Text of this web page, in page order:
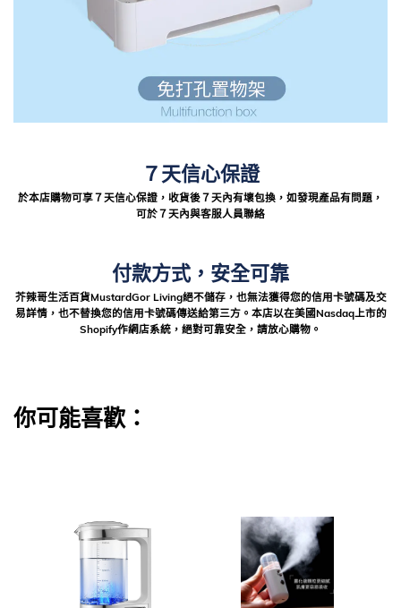
７天信心保證
於本店購物可享７天信心保證，收貨後７天內有壞包換，如發現產品有問題，
可於７天內與客服人員聯絡
付款方式，安全可靠
芥辣哥生活百貨MustardGor Living絕不儲存，也無法獲得您的信用卡號碼及交
易詳情，也不替換您的信用卡號碼傳送給第三方。本店以在美國Nasdaq上市的
Shopify作網店系統，絕對可靠安全，請放心購物。
你可能喜歡：